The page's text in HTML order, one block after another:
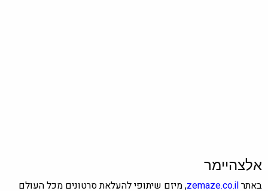
אלצהיימר
באתרzemaze.co.il, מיזם שיתופי להעלאת סרטונים מכל העולם